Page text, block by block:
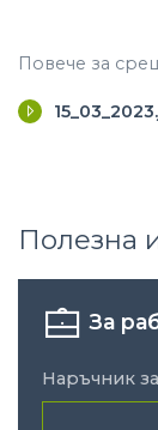
Повече за
Полезна
За
Наръчник